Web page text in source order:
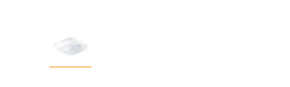
Caratteristiche